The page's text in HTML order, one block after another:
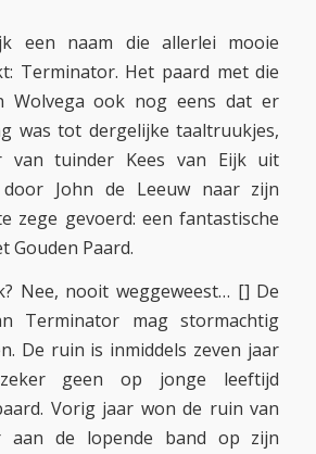
een naam die allerlei mooie
Terminator. Het paard met die
Wolvega ook nog eens dat er
was tot dergelijke taaltruukjes,
van tuinder Kees van Eijk uit
door John de Leeuw naar zijn
zege gevoerd: een fantastische
Gouden Paard.
Nee, nooit weggeweest… [] De
Terminator mag stormachtig
De ruin is inmiddels zeven jaar
geen op jonge leeftijd
Vorig jaar won de ruin van
aan de lopende band op zijn